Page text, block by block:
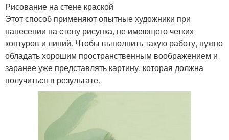
Рисование на стене краской
Этот способ применяют опытные художники при
нанесении на стену рисунка, не имеющего четких
контуров и линий. Чтобы выполнить такую работу, нужно
обладать хорошим пространственным воображением и
заранее уже представлять картину, которая должна
получиться в результате.